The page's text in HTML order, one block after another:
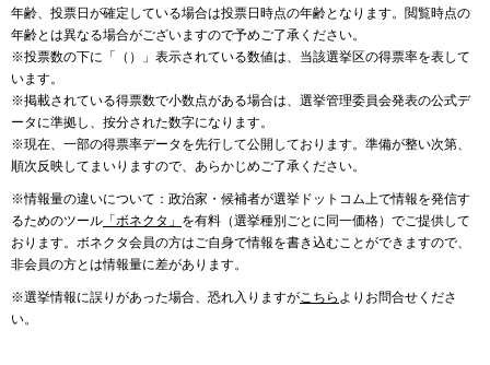
年齢、投票日が確定している場合は投票日時点の年齢となります。閲覧時点の
年齢とは異なる場合がございますので予めご了承ください。
※投票数の下に「（）」表示されている数値は、当該選挙区の得票率を表して
います。
※掲載されている得票数で小数点がある場合は、選挙管理委員会発表の公式デ
ータに準拠し、按分された数字になります。
※現在、一部の得票率データを先行して公開しております。準備が整い次第、
順次反映してまいりますので、あらかじめご了承ください。
※情報量の違いについて：政治家・候補者が選挙ドットコム上で情報を発信す
るためのツール 「ボネクタ」 を有料（選挙種別ごとに同一価格）でご提供して
おります。ボネクタ会員の方はご自身で情報を書き込むことができますので、
非会員の方とは情報量に差があります。
※選挙情報に誤りがあった場合、恐れ入りますがこちら よりお問合せくださ
い。